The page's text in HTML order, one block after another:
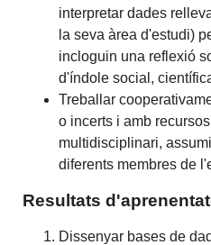
interpretar dades
la seva àrea d'estudi)
incloguin una reflexió
d'índole social,
Treballar
o incerts i amb
multidisciplinari,
diferents membres de
Resultats
Dissenyar bases de